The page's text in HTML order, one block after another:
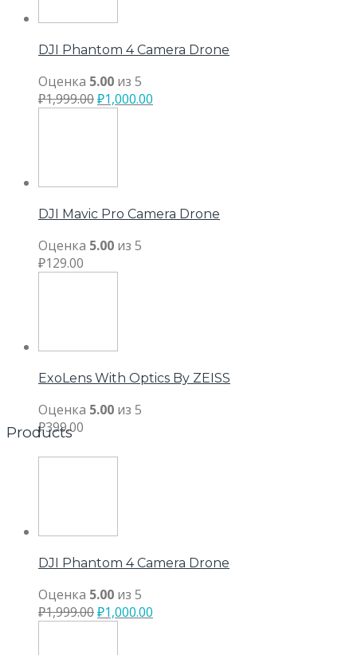
DJI Phantom 4 Camera Drone
Оценка 5.00 из 5
₽1,999.00₽1,000.00
DJI Mavic Pro Camera Drone
Оценка 5.00 из 5
₽129.00
ExoLens With Optics By ZEISS
Оценка 5.00 из 5
₽399.00
Products
DJI Phantom 4 Camera Drone
Оценка 5.00 из 5
₽1,999.00₽1,000.00